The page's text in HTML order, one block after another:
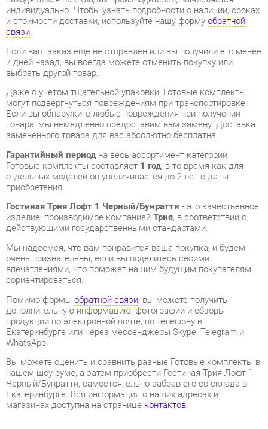
Если ваш заказ ещё не отправлен или вы получили его менее
7 дней назад, вы всегда можете отменить покупку или
выбрать другой товар.
Даже с учетом тщательной упаковки, Готовые комплекты
могут подвергнуться повреждениям при транспортировке.
Если вы обнаружите любые повреждения при получении
замененного товара для вас абсолютно бесплатна.
Гарантийный период на весь ассортимент категории
Готовые комплекты составляет1 год, в то время как для
отдельных моделей он увеличивается до 2 лет с даты
Гостиная Трия Лофт 1 Черный/Бунратти - это качественное
изделие, производимое компанией Трия , в соответствии с
действующими государственными стандартами.
Мы надеемся, что вам понравится ваша покупка, и будем
очень признательны, если вы поделитесь своими
впечатлениями, что поможет нашим будущим покупателям
сориентироваться.
Помимо формыобратной связи, вы можете получить
дополнительную информацию, фотографии и обзоры
продукции по электронной почте, по телефону в
Екатеринбурге или через мессенджеры Skype, Telegram и
Вы можете оценить и сравнить разные Готовые комплекты в
нашем шоу-руме, а затем приобрести Гостиная Трия Лофт 1
Черный/Бунратти, самостоятельно забрав его со склада в
Екатеринбурге. Вся информация о наших адресах и
Материал
Лдсп
Цвет
Черный/бунратти